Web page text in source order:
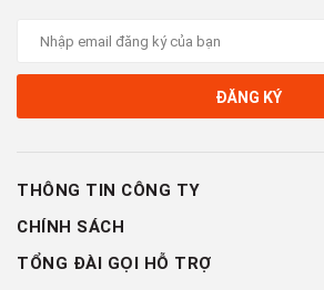
ĐĂNG KÝ
THÔNG TIN CÔNG TY
CHÍNH SÁCH
TỔNG ĐÀI GỌI HỖ TRỢ